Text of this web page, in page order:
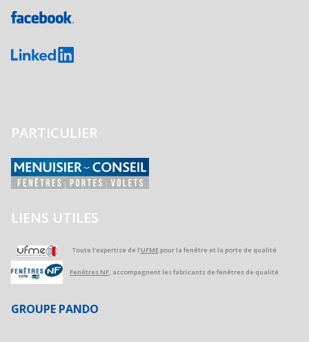
PARTICULIER
LIENS UTILES
Toute l’expertise de l’UFMEpour la fenêtre et la porte de qualité
Fenêtres NF, accompagnent les fabricants de fenêtres de qualité
GROUPE PANDO